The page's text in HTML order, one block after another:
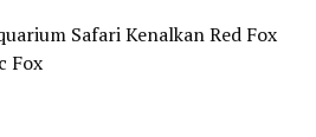
Safari Kenalkan Red Fox
Fox